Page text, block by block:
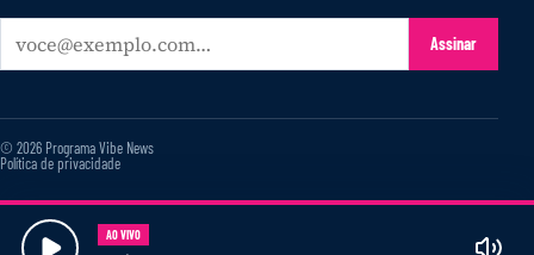
Assinar
© 2026 Programa Vibe News
Política de privacidade
AO VIVO